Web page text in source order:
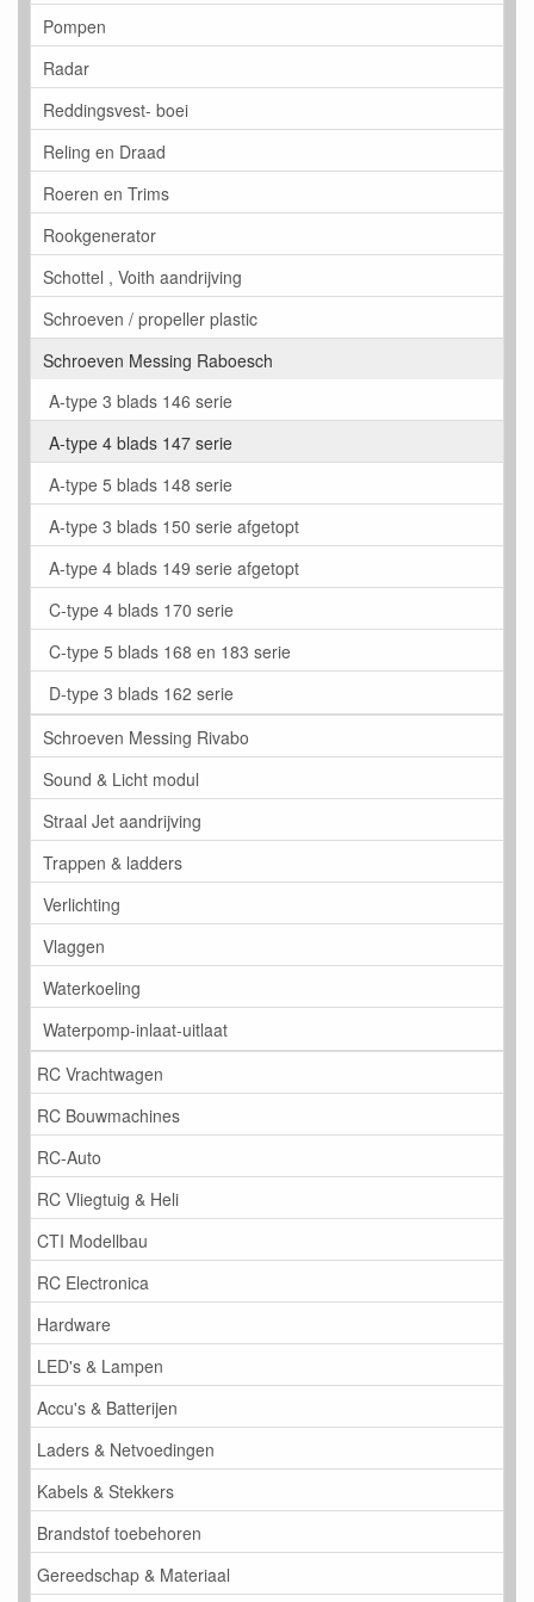
Pompen
Radar
Reddingsvest- boei
Reling en Draad
Roeren en Trims
Rookgenerator
Schottel , Voith aandrijving
Schroeven / propeller plastic
Schroeven Messing Raboesch
A-type 3 blads 146 serie
A-type 4 blads 147 serie
A-type 5 blads 148 serie
A-type 3 blads 150 serie afgetopt
A-type 4 blads 149 serie afgetopt
C-type 4 blads 170 serie
C-type 5 blads 168 en 183 serie
D-type 3 blads 162 serie
Schroeven Messing Rivabo
Sound & Licht modul
Straal Jet aandrijving
Trappen & ladders
Verlichting
Vlaggen
Waterkoeling
Waterpomp-inlaat-uitlaat
RC Vrachtwagen
RC Bouwmachines
RC-Auto
RC Vliegtuig & Heli
CTI Modellbau
RC Electronica
Hardware
LED's & Lampen
Accu's & Batterijen
Laders & Netvoedingen
Kabels & Stekkers
Brandstof toebehoren
Gereedschap & Materiaal